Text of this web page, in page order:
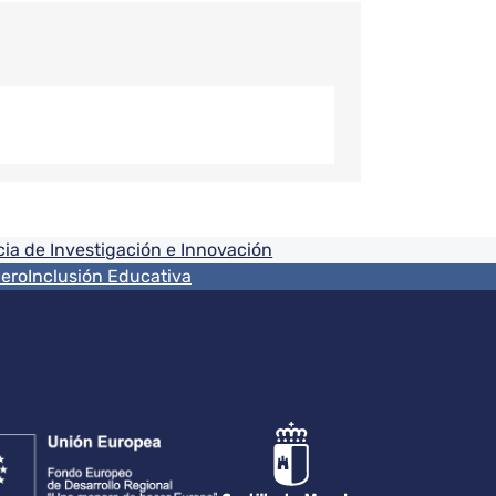
de Investigación e Innovación
Inclusión Educativa